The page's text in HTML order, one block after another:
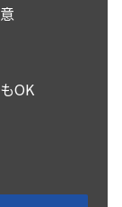
OK